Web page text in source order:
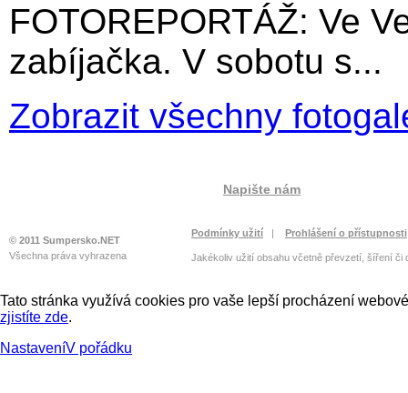
FOTOREPORTÁŽ: Ve
zabíjačka. V sobotu s...
Zobrazit všechny
© 2011 Sumpersko.NET
Všechna práva vyhrazena
Napište nám
Podmínky užití | Prohlášení o přístupnosti
Jakékoliv užití obsahu včetně převzetí, šíření či
Tato stránka využívá cookies pro vaše lepší procházení
zjistíte zde.
NastaveníV pořádku